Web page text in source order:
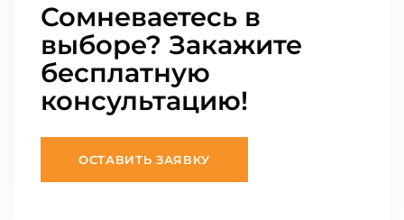
Сомневаетесь в
выборе? Закажите
бесплатную
консультацию!
ОСТАВИТЬ ЗАЯВКУ